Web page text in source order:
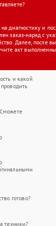
диагностику и
заказ-наряд с
Далее, после
акт
и какой
готово?
техники?